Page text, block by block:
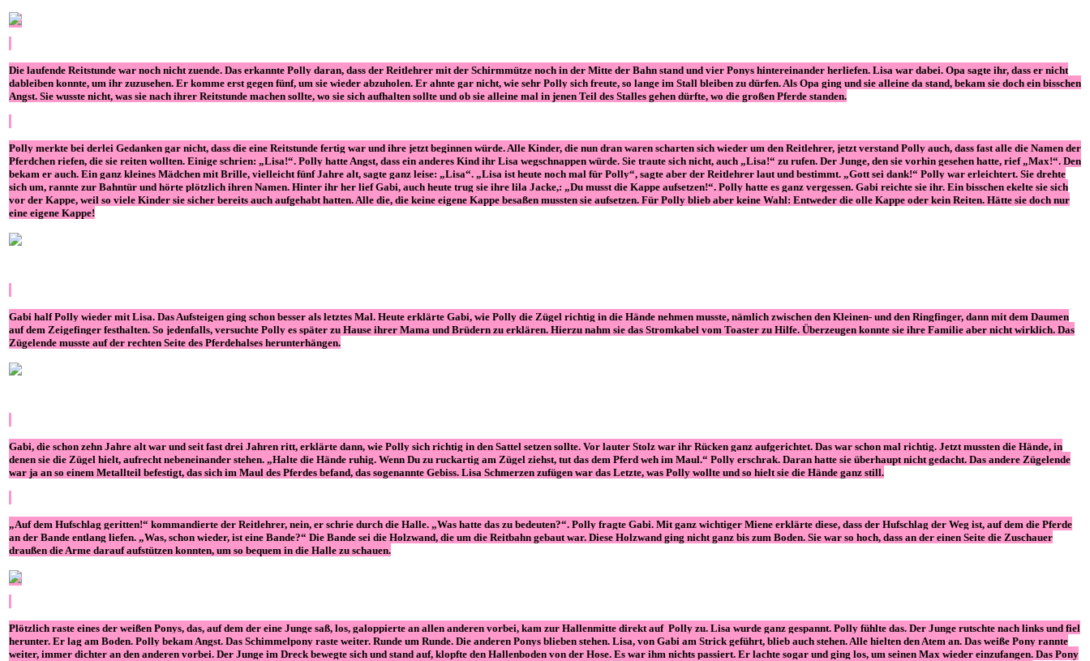
Die laufende Reitstunde war noch nicht zuende. Das erkannte Polly daran, dass der Reitlehrer mit der Schirmmütze noch in der Mitte der Bahn stand und vier Ponys hintereinander herliefen. Lisa war dabei. Opa sagte ihr, dass er nicht
dableiben konnte, um ihr zuzusehen. Er komme erst gegen fünf, um sie wieder abzuholen. Er ahnte gar nicht, wie sehr Polly sich freute, so lange im Stall bleiben zu dürfen. Als Opa ging und sie alleine da stand, bekam sie doch ein bisschen
Angst. Sie wusste nicht, was sie nach ihrer Reitstunde machen sollte, wo sie sich aufhalten sollte und ob sie alleine mal in jenen Teil des Stalles gehen dürfte, wo die großen Pferde standen.
Polly merkte bei derlei Gedanken gar nicht, dass die eine Reitstunde fertig war und ihre jetzt beginnen würde. Alle Kinder, die nun dran waren scharten sich wieder um den Reitlehrer, jetzt verstand Polly auch, dass fast alle die Namen der
Pferdchen riefen, die sie reiten wollten. Einige schrien: „Lisa!“. Polly hatte Angst, dass ein anderes Kind ihr Lisa wegschnappen würde. Sie traute sich nicht, auch „Lisa!“ zu rufen. Der Junge, den sie vorhin gesehen hatte, rief „Max!“. Den
bekam er auch. Ein ganz kleines Mädchen mit Brille, vielleicht fünf Jahre alt, sagte ganz leise: „Lisa“. „Lisa ist heute noch mal für Polly“, sagte aber der Reitlehrer laut und bestimmt. „Gott sei dank!“ Polly war erleichtert. Sie drehte
sich um, rannte zur Bahntür und hörte plötzlich ihren Namen. Hinter ihr her lief Gabi, auch heute trug sie ihre lila Jacke,: „Du musst die Kappe aufsetzen!“. Polly hatte es ganz vergessen. Gabi reichte sie ihr. Ein bisschen ekelte sie sich
vor der Kappe, weil so viele Kinder sie sicher bereits auch aufgehabt hatten. Alle die, die keine eigene Kappe besaßen mussten sie aufsetzen. Für Polly blieb aber keine Wahl: Entweder die olle Kappe oder kein Reiten. Hätte sie doch nur
eine eigene Kappe!
Gabi half Polly wieder mit Lisa. Das Aufsteigen ging schon besser als letztes Mal. Heute erklärte Gabi, wie Polly die Zügel richtig in die Hände nehmen musste, nämlich zwischen den Kleinen- und den Ringfinger, dann mit dem Daumen
auf dem Zeigefinger festhalten. So jedenfalls, versuchte Polly es später zu Hause ihrer Mama und Brüdern zu erklären. Hierzu nahm sie das Stromkabel vom Toaster zu Hilfe. Überzeugen konnte sie ihre Familie aber nicht wirklich. Das
Zügelende musste auf der rechten Seite des Pferdehalses herunterhängen.
Gabi, die schon zehn Jahre alt war und seit fast drei Jahren ritt, erklärte dann, wie Polly sich richtig in den Sattel setzen sollte. Vor lauter Stolz war ihr Rücken ganz aufgerichtet. Das war schon mal richtig. Jetzt mussten die Hände, in
denen sie die Zügel hielt, aufrecht nebeneinander stehen. „Halte die Hände ruhig. Wenn Du zu ruckartig am Zügel ziehst, tut das dem Pferd weh im Maul.“ Polly erschrak. Daran hatte sie überhaupt nicht gedacht. Das andere Zügelende
war ja an so einem Metallteil befestigt, das sich im Maul des Pferdes befand, das sogenannte Gebiss. Lisa Schmerzen zufügen war das Letzte, was Polly wollte und so hielt sie die Hände ganz still.
„Auf dem Hufschlag geritten!“ kommandierte der Reitlehrer, nein, er schrie durch die Halle. „Was hatte das zu bedeuten?“. Polly fragte Gabi. Mit ganz wichtiger Miene erklärte diese, dass der Hufschlag der Weg ist, auf dem die Pferde
an der Bande entlang liefen. „Was, schon wieder, ist eine Bande?“ Die Bande sei die Holzwand, die um die Reitbahn gebaut war. Diese Holzwand ging nicht ganz bis zum Boden. Sie war so hoch, dass an der einen Seite die Zuschauer
draußen die Arme darauf aufstützen konnten, um so bequem in die Halle zu schauen.
Plötzlich raste eines der weißen Ponys, das, auf dem der eine Junge saß, los, galoppierte an allen anderen vorbei, kam zur Hallenmitte direkt auf Polly zu. Lisa wurde ganz gespannt. Polly fühlte das. Der Junge rutschte nach links und fiel
herunter. Er lag am Boden. Polly bekam Angst. Das Schimmelpony raste weiter. Runde um Runde. Die anderen Ponys blieben stehen. Lisa, von Gabi am Strick geführt, blieb auch stehen. Alle hielten den Atem an. Das weiße Pony rannte
weiter, immer dichter an den anderen vorbei. Der Junge im Dreck bewegte sich und stand auf, klopfte den Hallenboden von der Hose. Es war ihm nichts passiert. Er lachte sogar und ging los, um seinen Max wieder einzufangen. Das Pony